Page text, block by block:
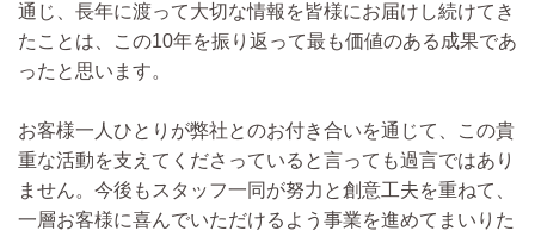
通じ、長年に渡って大切な情報を皆様にお届けし続けてき
たことは、この10年を振り返って最も価値のある成果であ
ったと思います。
お客様一人ひとりが弊社とのお付き合いを通じて、この貴
重な活動を支えてくださっていると言っても過言ではあり
ません。今後もスタッフ一同が努力と創意工夫を重ねて、
一層お客様に喜んでいただけるよう事業を進めてまいりた